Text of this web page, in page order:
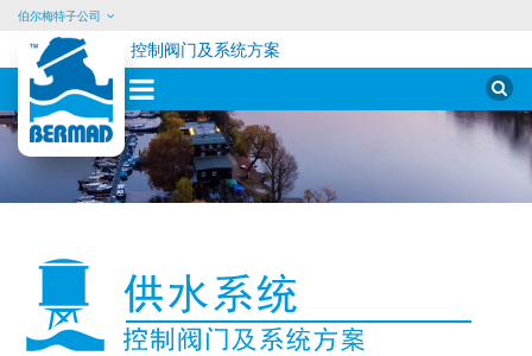
Skip
伯尔梅特子公司
控制阀门及系统方案
for: